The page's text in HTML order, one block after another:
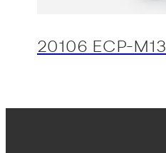
20106 ECP-M13